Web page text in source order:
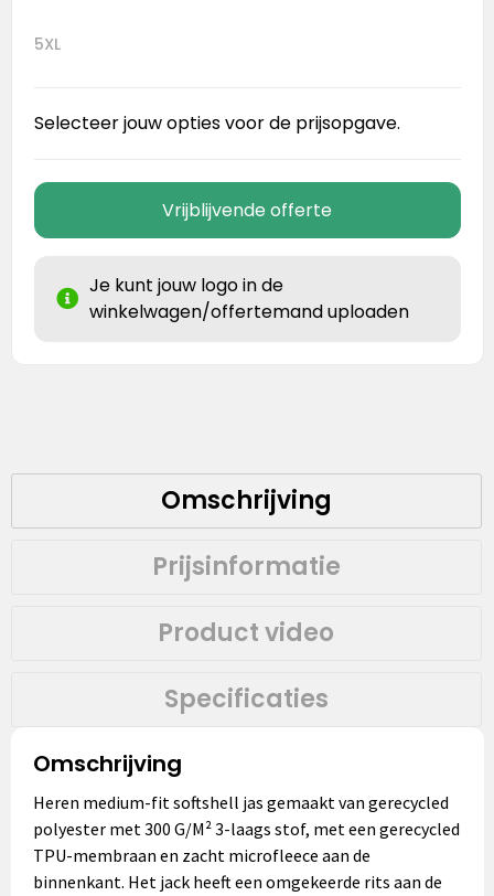
5XL
Selecteer jouw opties voor de prijsopgave.
Vrijblijvende offerte
Je kunt jouw logo in de
winkelwagen/offertemand uploaden
Omschrijving
Prijsinformatie
Product video
Specificaties
Omschrijving
Heren medium-fit softshell jas gemaakt van gerecycled
polyester met 300 G/M² 3-laags stof, met een gerecycled
TPU-membraan en zacht microfleece aan de
binnenkant. Het jack heeft een omgekeerde rits aan de